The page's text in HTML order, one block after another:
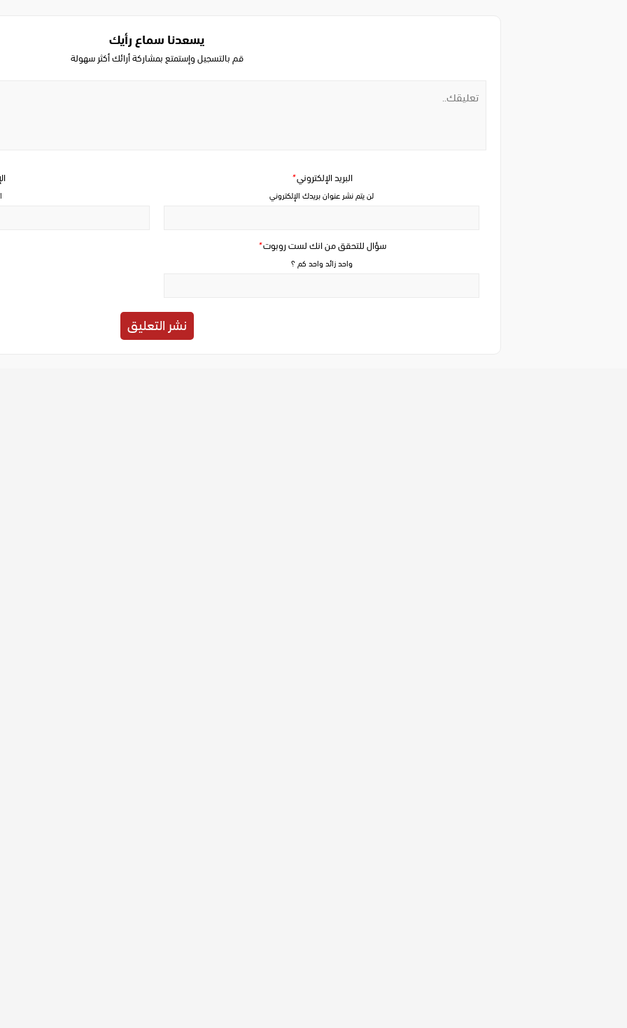
يسعدنا سماع رأيك
قم بالتسجيل وإستمتع بمشاركة أرائك أكثر سهولة
سؤال للتحقق من انك لست روبوت*
واحد زائد واحد كم ؟
البريد الإلكتروني*
لن يتم نشر عنوان بريدك الإلكتروني